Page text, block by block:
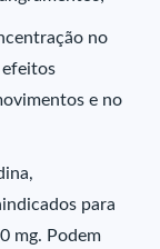
no
efeitos
e no
para
mg. Podem